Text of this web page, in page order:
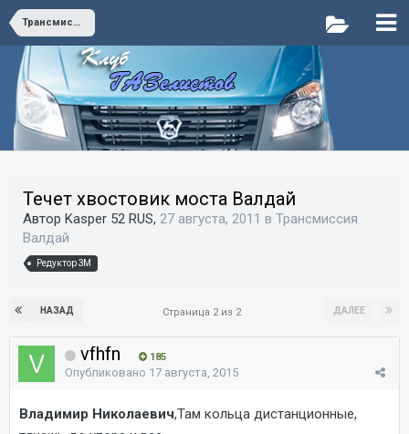
Трансмиссия Валдай
Течет хвостовик моста Валдай
Автор Kasper 52 RUS, 27 августа, 2011 в Трансмиссия
Валдай
Редуктор ЗМ
НАЗАД ДАЛЕЕ
Страница 2 из 2
vfhfn 185
Опубликовано 17 августа, 2015
Владимир Николаевич,Там кольца дистанционные,